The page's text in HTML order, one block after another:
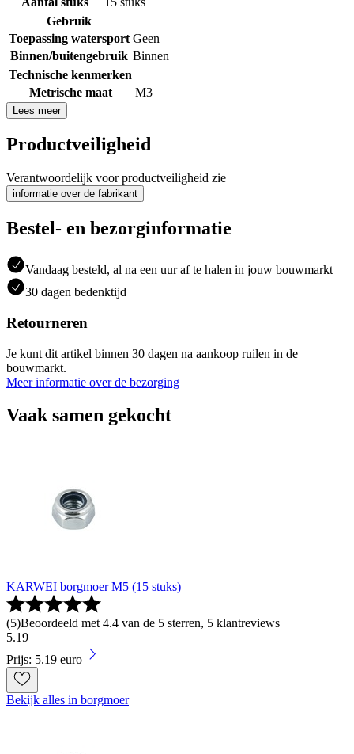
Gebruik
Toepassing watersport Geen
Binnen/buitengebruik Binnen
Technische kenmerken
Metrische maat
M3
Lees meer
Productveiligheid
Verantwoordelijk voor productveiligheid zie
informatie over de fabrikant
Bestel- en bezorginformatie
Vandaag besteld, al na een uur af te halen in jouw bouwmarkt
30 dagen bedenktijd
Retourneren
Je kunt dit artikel binnen 30 dagen na aankoop ruilen in de
bouwmarkt.
Meer informatie over de bezorging
Vaak samen gekocht
KARWEI borgmoer M5 (15 stuks)
(5)Beoordeeld met 4.4 van de 5 sterren, 5 klantreviews
5.19
Prijs: 5.19 euro
Bekijk alles in borgmoer